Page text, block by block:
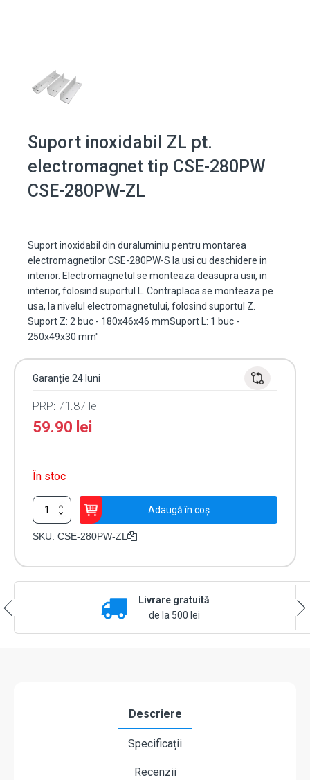
Suport inoxidabil ZL pt.
electromagnet tip CSE-280PW
CSE-280PW-ZL
Suport inoxidabil din duraluminiu pentru montarea
electromagnetilor CSE-280PW-S la usi cu deschidere in
interior. Electromagnetul se monteaza deasupra usii, in
interior, folosind suportul L. Contraplaca se monteaza pe
usa, la nivelul electromagnetului, folosind suportul Z.
Suport Z: 2 buc - 180x46x46 mmSuport L: 1 buc -
250x49x30 mm"
Garanție 24 luni
PRP: 71.87lei
59.90 lei
În stoc
Cantitate
Suport
inoxidabil
Adaugă în coș
SKU: CSE-280PW-ZL
Livrare gratuită
de la 500 lei
Descriere
Specificații
Recenzii